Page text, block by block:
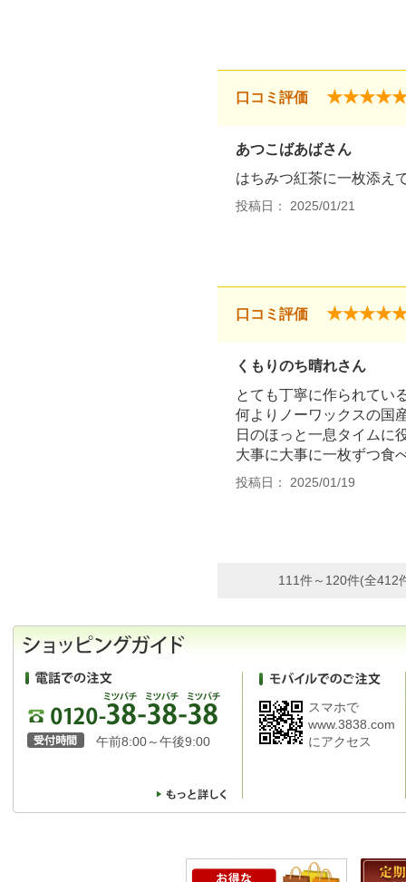
口コミ評価
あつこばあばさん
はちみつ紅茶に一枚添え
投稿日： 2025/01/21
口コミ評価
くもりのち晴れさん
とても丁寧に作られてい
何よりノーワックスの国
日のほっと一息タイムに
大事に大事に一枚ずつ食
投稿日： 2025/01/19
111件～120件(全412
午前8:00～午後9:00
スマホで
www.3838.com
にアクセス